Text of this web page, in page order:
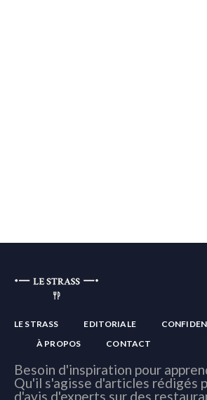
LE STRASS EDITORIALE
À PROPOS
CONTACT
Besoin d'inspiration pour
Qu'il s'agisse d'articles rédigés
d'avis d'experts sur des